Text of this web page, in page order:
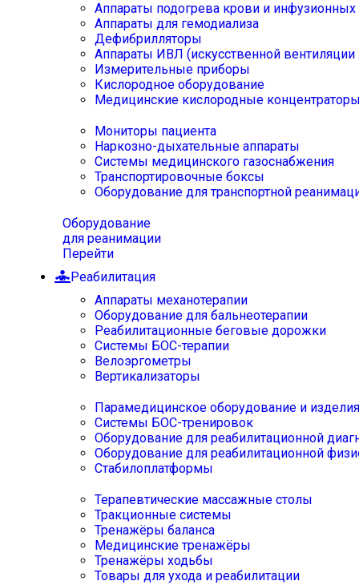
Аппараты подогрева крови и инфузионных
Аппараты для гемодиализа
Дефибрилляторы
Аппараты ИВЛ (искусственной вентиляции
Измерительные приборы
Кислородное оборудование
Медицинские кислородные
Мониторы пациента
Наркозно-дыхательные аппараты
Системы медицинского газоснабжения
Транспортировочные боксы
Оборудование для транспортной
Оборудование
для реанимации
Перейти
Реабилитация
Аппараты механотерапии
Оборудование для бальнеотерапии
Реабилитационные беговые дорожки
Системы БОС-терапии
Велоэргометры
Вертикализаторы
Парамедицинское оборудование и изделия
Системы БОС-тренировок
Оборудование для реабилитационной
Оборудование для реабилитационной
Стабилоплатформы
Терапевтические массажные столы
Тракционные системы
Тренажёры баланса
Медицинские тренажёры
Тренажёры ходьбы
Товары для ухода и реабилитации